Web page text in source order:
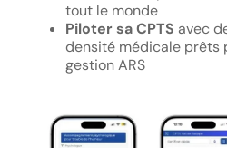
tout le monde
Piloter sa CPTS avec
densité médicale prêts
gestion ARS